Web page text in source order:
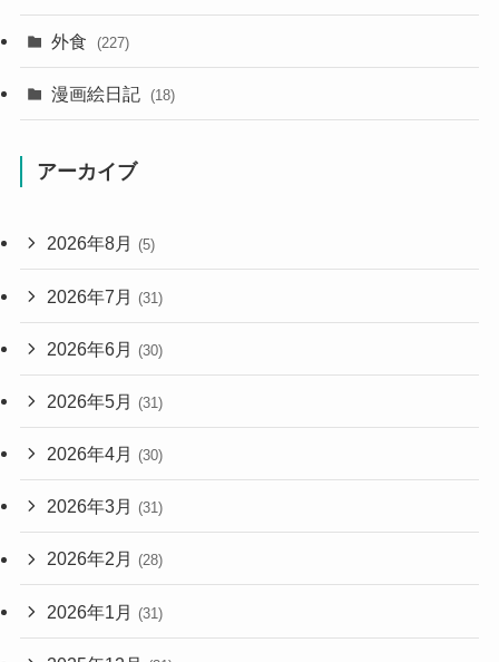
外食 (227)
漫画絵日記 (18)
アーカイブ
2026年8月 (5)
2026年7月 (31)
2026年6月 (30)
2026年5月 (31)
2026年4月 (30)
2026年3月 (31)
2026年2月 (28)
2026年1月 (31)